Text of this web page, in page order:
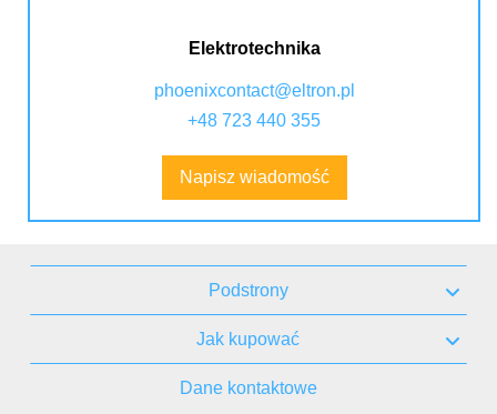
Elektrotechnika
phoenixcontact@eltron.pl
+48 723 440 355
Napisz wiadomość
Podstrony
Jak kupować
Dane kontaktowe